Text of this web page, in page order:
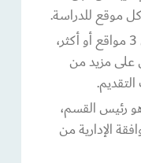
إذا اشتملت الدراسة على 3 مواقع أو أكثر،
مزيد من
رئيس القسم،
الإدارية من